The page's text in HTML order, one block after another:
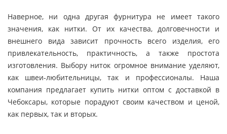
Наверное, ни одна другая фурнитура не имеет такого
значения, как нитки. От их качества, долговечности и
внешнего вида зависит прочность всего изделия, его
привлекательность, практичность, а также простота
изготовления. Выбору ниток огромное внимание уделяют,
как швеи-любительницы, так и профессионалы. Наша
компания предлагает купить нитки оптом с доставкой в
Чебоксары, которые порадуют своим качеством и ценой,
как первых, так и вторых.